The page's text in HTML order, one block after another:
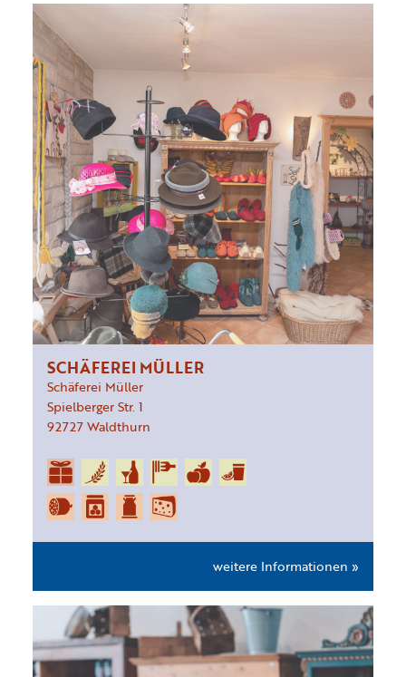
SCHÄFEREI MÜLLER
Schäferei Müller
Spielberger Str. 1
92727Waldthurn
weitere Informationen »